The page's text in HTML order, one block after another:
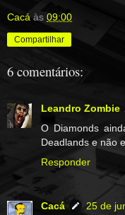
Cacá às 09:00
Compartilhar
6 comentários:
Leandro Zombie
O Diamonds
Deadlands e não
Responder
Cacá
25 de